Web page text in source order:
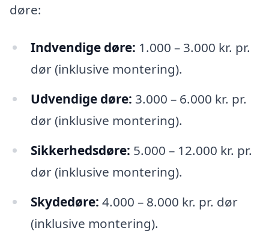
døre:
Indvendige døre: 1.000 – 3.000 kr. pr.
dør (inklusive montering).
Udvendige døre: 3.000 – 6.000 kr. pr.
dør (inklusive montering).
Sikkerhedsdøre: 5.000 – 12.000 kr. pr.
dør (inklusive montering).
Skydedøre: 4.000 – 8.000 kr. pr. dør
(inklusive montering).